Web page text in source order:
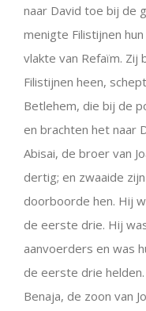
naar David toe bij de
menigte Filistijnen
vlakte van Refaïm. Zij
Filistijnen heen,
Betlehem, die bij de
en brachten het naar
Abisai, de broer van
dertig; en zwaaide
doorboorde hen. Hij
de eerste drie. Hij
aanvoerders en was
de eerste drie helden.
Benaja, de zoon van